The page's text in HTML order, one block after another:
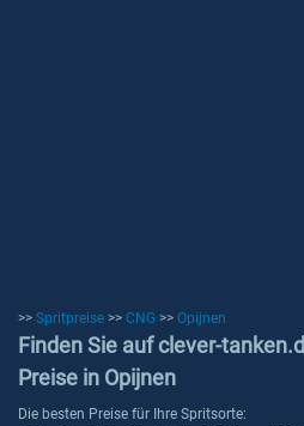
>> Spritpreise >> CNG >> Opijnen
Finden Sie auf clever-
Preise in Opijnen
Die besten Preise für Ihre Spritsorte: